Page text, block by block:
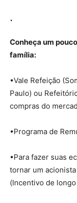
.
Conheça um
família:
•Vale Refeição
Paulo) ou
compras do
•Programa de
•Para fazer suas
tornar um
(Incentivo de